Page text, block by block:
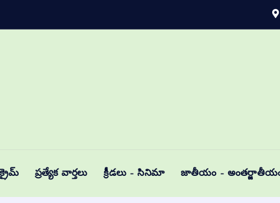
ప్రత్యేక వార్తలు క్రీడలు – సినిమా జాతీయం –